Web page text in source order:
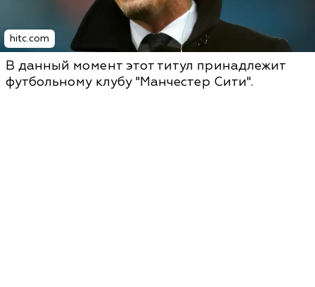
hitc.com
В данный момент этот титул принадлежит
футбольному клубу "Манчестер Сити".